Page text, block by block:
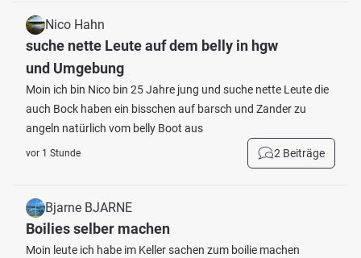
Nico Hahn
suche nette Leute auf dem belly in hgw
und Umgebung
Moin ich bin Nico bin 25 Jahre jung und suche nette Leute die
auch Bock haben ein bisschen auf barsch und Zander zu
angeln natürlich vom belly Boot aus
vor 1 Stunde 2 Beiträge
Bjarne BJARNE
Boilies selber machen
Moin leute ich habe im Keller sachen zum boilie machen